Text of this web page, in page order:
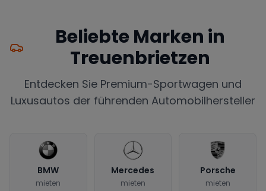
Beliebte Marken in
Treuenbrietzen
Entdecken Sie Premium-Sportwagen und
Luxusautos der führenden Automobilhersteller
BMW
mieten
Mercedes
mieten
Porsche
mieten